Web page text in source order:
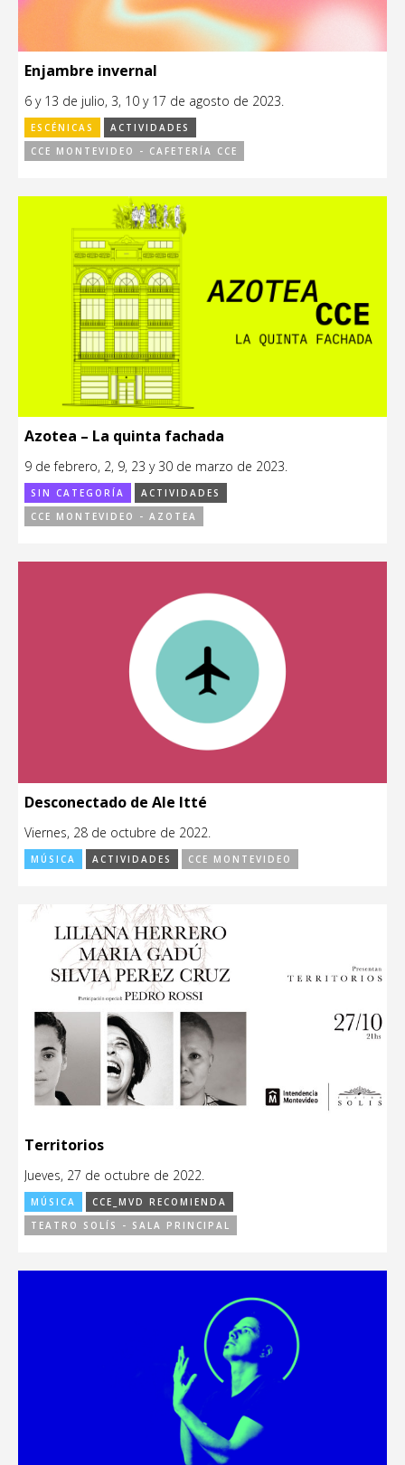
Enjambre invernal
6 y 13 de julio, 3, 10 y 17 de agosto de 2023.
ESCÉNICAS
ACTIVIDADES
CCE MONTEVIDEO - CAFETERÍA CCE
Azotea – La quinta fachada
9 de febrero, 2, 9, 23 y 30 de marzo de 2023.
SIN CATEGORÍA
ACTIVIDADES
CCE MONTEVIDEO - AZOTEA
Desconectado de Ale Itté
Viernes, 28 de octubre de 2022.
MÚSICA ACTIVIDADES CCE MONTEVIDEO
Territorios
Jueves, 27 de octubre de 2022.
MÚSICA
CCE_MVD RECOMIENDA
TEATRO SOLÍS - SALA PRINCIPAL